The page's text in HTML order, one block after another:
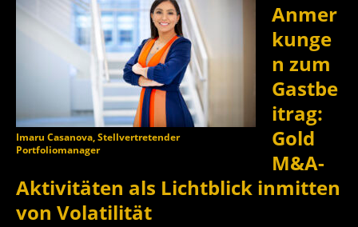
Imaru Casanova, Stellvertretender
Portfoliomanager
Anmer
kunge
n zum
Gastbe
itrag:
Gold
M&A-
Aktivitäten als Lichtblick inmitten
von Volatilität